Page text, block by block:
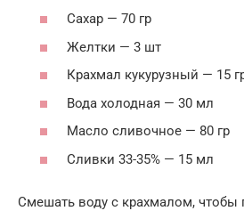
Сахар — 70 гр
Желтки — 3 шт
Крахмал кукурузный — 15
Вода холодная — 30 мл
Масло сливочное — 80 гр
Сливки 33-35% — 15 мл
Смешать воду с крахмалом, чтобы